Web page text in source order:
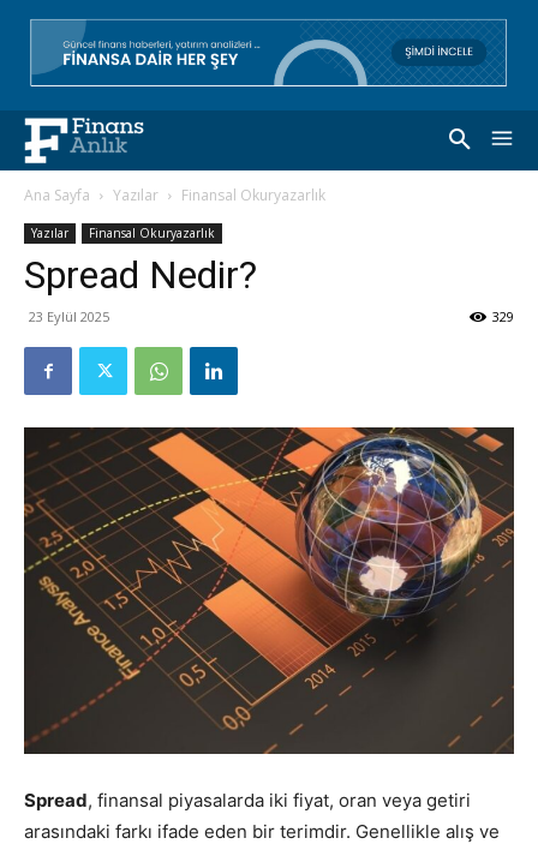
Ana Sayfa Yazılar Finansal Okuryazarlık
Yazılar Finansal Okuryazarlık
Spread Nedir?
23 Eylül 2025 329
Spread, finansal piyasalarda iki fiyat, oran veya getiri
arasındaki farkı ifade eden bir terimdir. Genellikle alış ve